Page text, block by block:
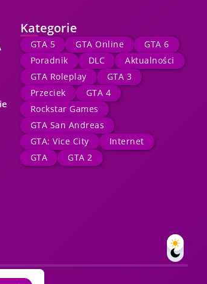
Kategorie
GTA 5 GTA Online
GTA 6
Poradnik
DLC
Aktualności
GTA Roleplay
GTA 3
Przeciek
GTA 4
Rockstar Games
GTA San Andreas
GTA: Vice City
Internet
GTA
GTA 2